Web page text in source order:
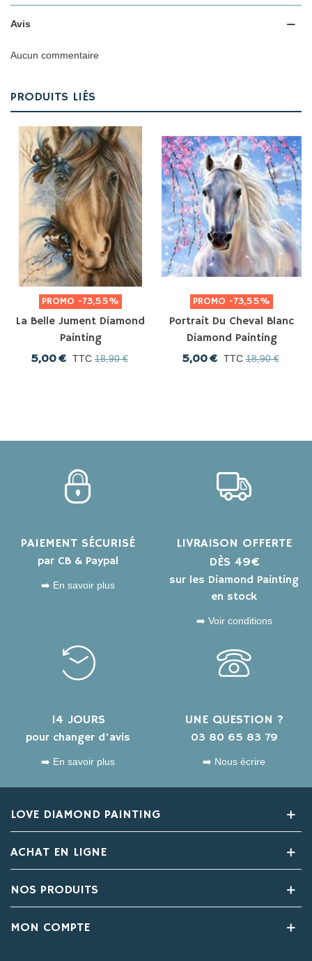
Avis
Aucun commentaire
PRODUITS LIÉS
PROMO -73,55%
La Belle Jument Diamond
Painting
5,00 € TTC 18,90 €
PROMO -73,55%
Portrait Du Cheval Blanc
Diamond Painting
5,00 € TTC 18,90 €
PAIEMENT SÉCURISÉ
par CB & Paypal
➡️ En savoir plus
LIVRAISON OFFERTE
DÈS 49€
sur les Diamond Painting
en stock
➡️ Voir conditions
14 JOURS
pour changer d'avis
➡️ En savoir plus
UNE QUESTION ?
03 80 65 83 79
➡️ Nous écrire
LOVE DIAMOND PAINTING
ACHAT EN LIGNE
NOS PRODUITS
MON COMPTE